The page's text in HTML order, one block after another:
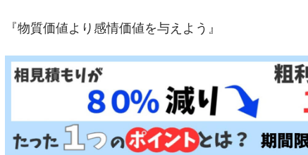
『物質価値より感情価値を与えよう』